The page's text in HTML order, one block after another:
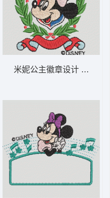
格式
米妮公主徽章设计 米妮